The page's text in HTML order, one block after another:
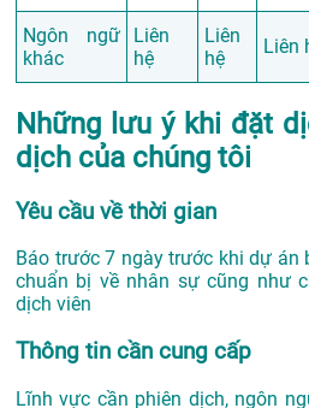
Ngôn ngữ
khác
Liên
hệ
Liên
hệ
Liên
Những lưu ý khi đặt
dịch của chúng tôi
Yêu cầu về thời gian
Báo trước 7 ngày trước khi dự án
chuẩn bị về nhân sự cũng như
dịch viên
Thông tin cần cung cấp
Lĩnh vực cần phiên dịch, ngôn